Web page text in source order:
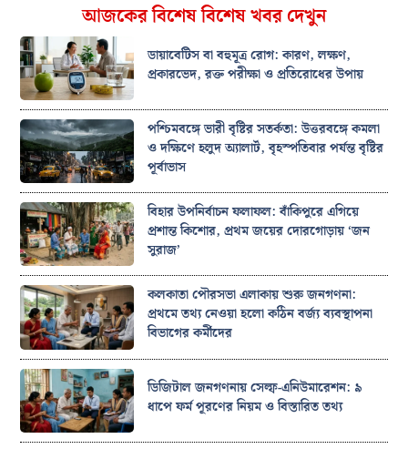
আজকের বিশেষ বিশেষ খবর দেখুন
ডায়াবেটিস বা বহুমূত্র রোগ: কারণ, লক্ষণ,
প্রকারভেদ, রক্ত পরীক্ষা ও প্রতিরোধের উপায়
পশ্চিমবঙ্গে ভারী বৃষ্টির সতর্কতা: উত্তরবঙ্গে কমলা
ও দক্ষিণে হলুদ অ্যালার্ট, বৃহস্পতিবার পর্যন্ত বৃষ্টির
পূর্বাভাস
বিহার উপনির্বাচন ফলাফল: বাঁকিপুরে এগিয়ে
প্রশান্ত কিশোর, প্রথম জয়ের দোরগোড়ায় ‘জন
সুরাজ’
কলকাতা পৌরসভা এলাকায় শুরু জনগণনা:
প্রথমে তথ্য নেওয়া হলো কঠিন বর্জ্য ব্যবস্থাপনা
বিভাগের কর্মীদের
ডিজিটাল জনগণনায় সেল্ফ-এনিউমারেশন: ৯
ধাপে ফর্ম পূরণের নিয়ম ও বিস্তারিত তথ্য